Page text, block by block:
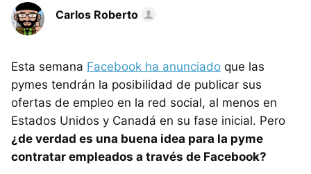
Carlos Roberto
Esta semana Facebook ha anunciado que las
pymes tendrán la posibilidad de publicar sus
ofertas de empleo en la red social, al menos en
Estados Unidos y Canadá en su fase inicial. Pero
¿de verdad es una buena idea para la pyme
contratar empleados a través de Facebook?